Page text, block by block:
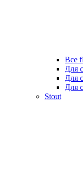
Все
Для
Для
Для
Stout